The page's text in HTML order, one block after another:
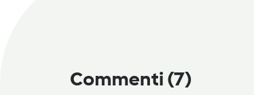
Commenti (7)